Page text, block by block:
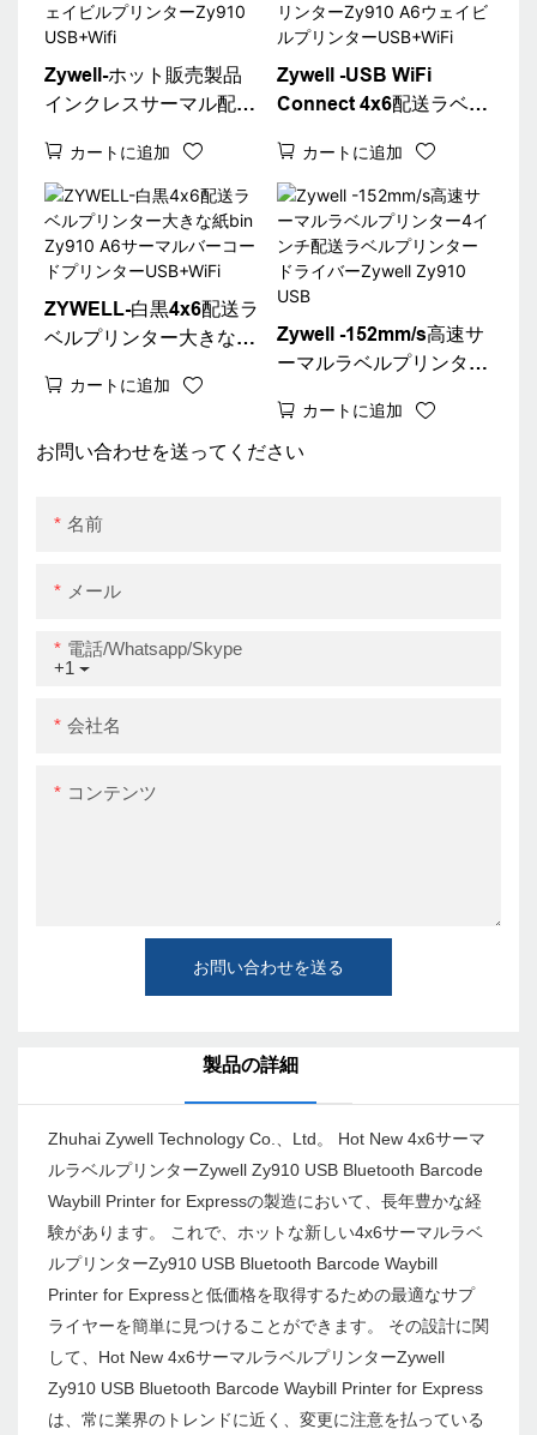
Zywell-ホット販売製品
インクレスサーマル配送
110mm 4x6ウェイビル
プリンターZy910
USB+Wifi
カートに追加
Zywell -USB WiFi
Connect 4x6配送ラベル
ードプリンターZy910
A6ウェイビルプリンタ
ーUSB+WiFi
カートに追加
ZYWELL-白黒4x6配送ラ
ベルプリンター大きな紙
ーコードプリンター
カートに追加
Zywell -152mm/s高速サ
ーマルラベルプリンター
ンタードライバーZywell
Zy910 USB
カートに追加
お問い合わせを送ってください
名前
メール
+1
電話/whatsapp/skype
会社名
コンテンツ
お問い合わせを送る
製品の詳細
Zhuhai Zywell Technology Co.、Ltd。 Hot New 4x6サーマ
ルラベルプリンターZywell Zy910 USB Bluetooth Barcode
Waybill Printer for Expressの製造において、長年豊かな経
験があります。 これで、ホットな新しい4x6サーマルラベ
ルプリンターZy910 USB Bluetooth Barcode Waybill
Printer for Expressと低価格を取得するための最適なサプ
ライヤーを簡単に見つけることができます。 その設計に関
して、Hot New 4x6サーマルラベルプリンターZywell
Zy910 USB Bluetooth Barcode Waybill Printer for Express
は、常に業界のトレンドに近く、変更に注意を払っている